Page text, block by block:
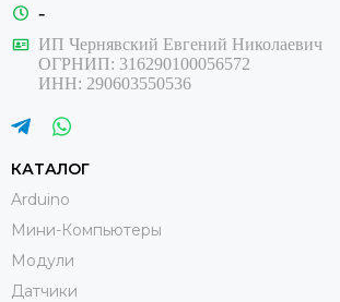
-
ИП Чернявский Евгений Николаевич
ОГРНИП: 316290100056572
ИНН: 290603550536
КАТАЛОГ
Arduino
Мини-Компьютеры
Модули
Датчики